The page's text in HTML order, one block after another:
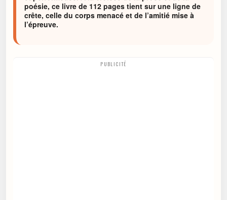
poésie, ce livre de 112 pages tient sur une ligne de
crête, celle du corps menacé et de l’amitié mise à
l’épreuve.
PUBLICITÉ